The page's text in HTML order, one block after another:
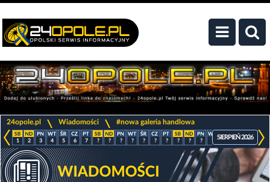
24opole.pl Wiadomości #nowa galeria handlowa
1 2 3 4 5 6 7 ? ? ? ? ? ? ? ? ? ? ? ? ? ?
SIERPIEŃ 2026